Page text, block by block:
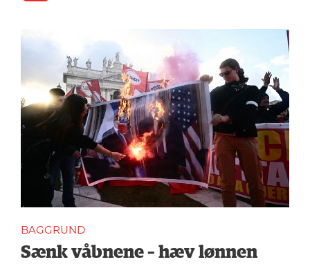
BAGGRUND
Sænk våbnene – hæv lønnen